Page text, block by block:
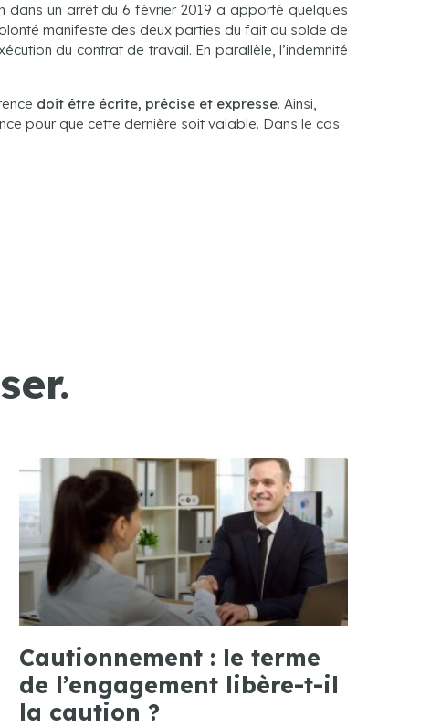
dans un arrêt du 6 février 2019 a apporté quelques
manifeste des deux parties du fait du solde de
du contrat de travail. En parallèle, l’indemnité
doit être écrite, précise et expresse. Ainsi,
pour que cette dernière soit valable. Dans le cas
Cautionnement : le terme
de l’engagement libère-t-il
la caution ?